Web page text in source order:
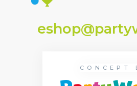
CONCEPT